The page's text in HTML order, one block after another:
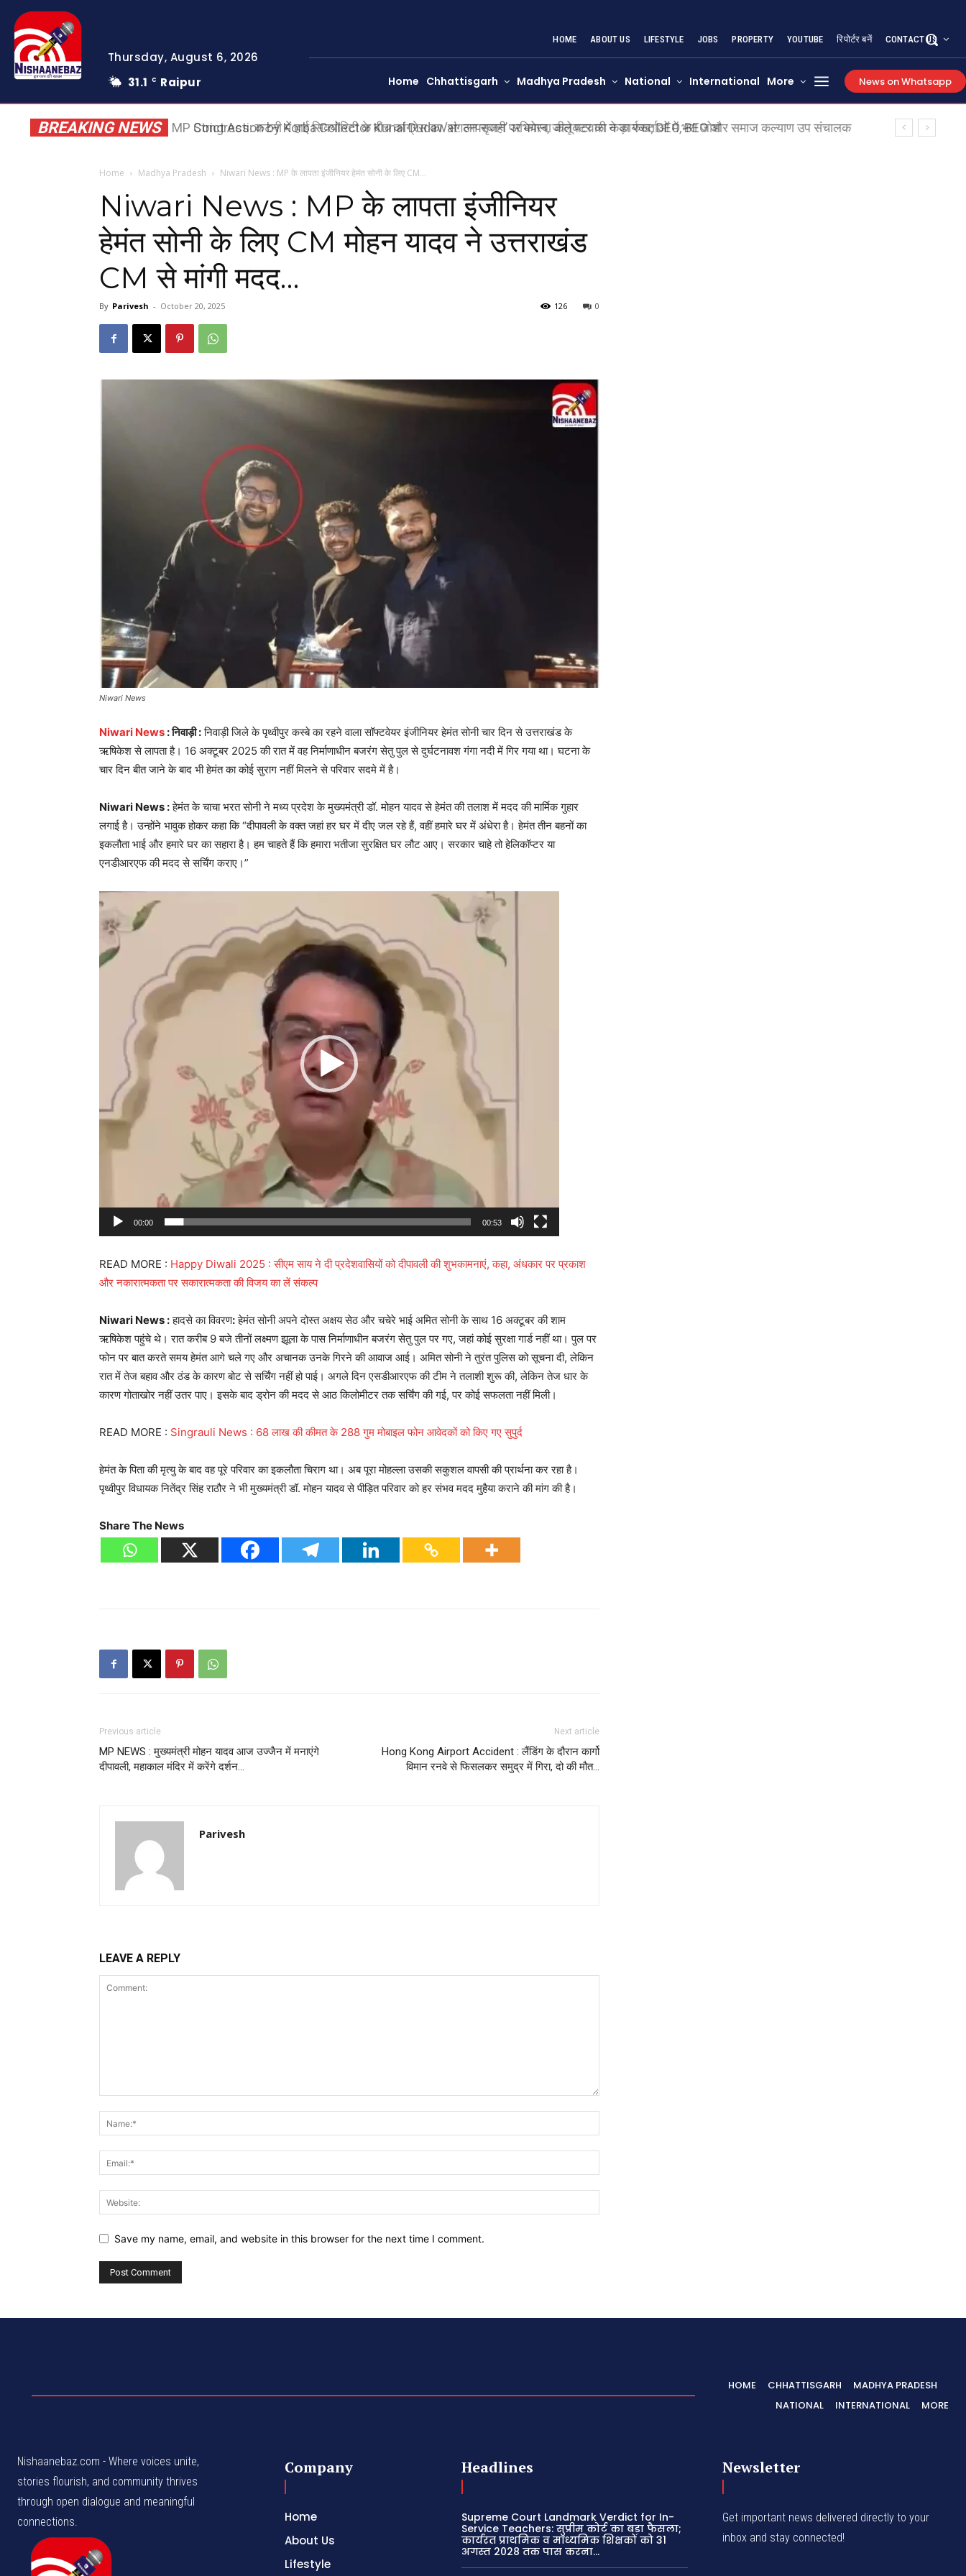
Thursday, August 6, 2026
31.1
C Raipur
HOME ABOUT US LIFESTYLE JOBS PROPERTY YOUTUBE रिपोर्टर बनें CONTACT US
Home Chhattisgarh Madhya Pradesh National International More News on Whatsapp
BREAKING NEWS
Strict Action by Korba Collector Kunal Dudawat: लापरवाही पर कोरबा कलेक्टर का कड़ा रुख; DEO, BEO और समाज कल्याण उप संचालक
Home Madhya Pradesh Niwari News : MP के लापता इंजीनियर हेमंत सोनी के लिए CM...
Niwari News : MP के लापता इंजीनियर
हेमंत सोनी के लिए CM मोहन यादव ने उत्तराखंड
CM से मांगी मदद…
By Parivesh - October 20, 2025 0
126
Niwari News
Niwari News : निवाड़ी :निवाड़ी जिले के पृथ्वीपुर कस्बे का रहने वाला सॉफ्टवेयर इंजीनियर हेमंत सोनी चार दिन से उत्तराखंड के
ऋषिकेश से लापता है। 16 अक्टूबर 2025 की रात में वह निर्माणाधीन बजरंग सेतु पुल से दुर्घटनावश गंगा नदी में गिर गया था। घटना के
चार दिन बीत जाने के बाद भी हेमंत का कोई सुराग नहीं मिलने से परिवार सदमे में है।
Niwari News :हेमंत के चाचा भरत सोनी ने मध्य प्रदेश के मुख्यमंत्री डॉ. मोहन यादव से हेमंत की तलाश में मदद की मार्मिक गुहार
लगाई है। उन्होंने भावुक होकर कहा कि “दीपावली के वक्त जहां हर घर में दीए जल रहे हैं, वहीं हमारे घर में अंधेरा है। हेमंत तीन बहनों का
इकलौता भाई और हमारे घर का सहारा है। हम चाहते हैं कि हमारा भतीजा सुरक्षित घर लौट आए। सरकार चाहे तो हेलिकॉप्टर या
एनडीआरएफ की मदद से सर्चिंग कराए।”
Video
Player
00:00 00:53
READ MORE : Happy Diwali 2025 : सीएम साय ने दी प्रदेशवासियों को दीपावली की शुभकामनाएं, कहा, अंधकार पर प्रकाश
और नकारात्मकता पर सकारात्मकता की विजय का लें संकल्प
Niwari News :हादसे का विवरण:हेमंत सोनी अपने दोस्त अक्षय सेठ और चचेरे भाई अमित सोनी के साथ 16 अक्टूबर की शाम
ऋषिकेश पहुंचे थे। रात करीब 9 बजे तीनों लक्ष्मण झूला के पास निर्माणाधीन बजरंग सेतु पुल पर गए, जहां कोई सुरक्षा गार्ड नहीं था। पुल पर
फोन पर बात करते समय हेमंत आगे चले गए और अचानक उनके गिरने की आवाज आई। अमित सोनी ने तुरंत पुलिस को सूचना दी, लेकिन
रात में तेज बहाव और ठंड के कारण बोट से सर्चिंग नहीं हो पाई। अगले दिन एसडीआरएफ की टीम ने तलाशी शुरू की, लेकिन तेज धार के
कारण गोताखोर नहीं उतर पाए। इसके बाद ड्रोन की मदद से आठ किलोमीटर तक सर्चिंग की गई, पर कोई सफलता नहीं मिली।
READ MORE : Singrauli News : 68 लाख की कीमत के 288 गुम मोबाइल फोन आवेदकों को किए गए सुपुर्द
हेमंत के पिता की मृत्यु के बाद वह पूरे परिवार का इकलौता चिराग था। अब पूरा मोहल्ला उसकी सकुशल वापसी की प्रार्थना कर रहा है।
पृथ्वीपुर विधायक नितेंद्र सिंह राठौर ने भी मुख्यमंत्री डॉ. मोहन यादव से पीड़ित परिवार को हर संभव मदद मुहैया कराने की मांग की है।
Share The News
Previous article
MP NEWS : मुख्यमंत्री मोहन यादव आज उज्जैन में मनाएंगे
दीपावली, महाकाल मंदिर में करेंगे दर्शन…
Next article
Hong Kong Airport Accident : लैंडिंग के दौरान कार्गो
विमान रनवे से फिसलकर समुद्र में गिरा, दो की मौत…
Parivesh
LEAVE A REPLY
Save my name, email, and website in this browser for the next time I comment.
HOME CHHATTISGARH
MADHYA PRADESH
NATIONAL
INTERNATIONAL MORE
Nishaanebaz.com - Where voices unite,
stories flourish, and community thrives
through open dialogue and meaningful
connections.
Company
Home
About Us
Lifestyle
Headlines
Supreme Court Landmark Verdict for In-
Service Teachers: सुप्रीम कोर्ट का बड़ा फैसला;
कार्यरत प्राथमिक व माध्यमिक शिक्षकों को 31
अगस्त 2028 तक पास करना...
Newsletter
Get important news delivered directly to your
inbox and stay connected!